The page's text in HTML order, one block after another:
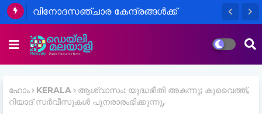
വിനോദസഞ്ചാര കേന്ദ്രങ്ങൾക്ക്
ജില്ലാ ഭരണകൂടം പൂർണ്ണമായും
പിൻവലിച്ചു
ഹോം KERALA
ആശ്വാസം: യുദ്ധഭീതി അകന്നു; കുവൈത്ത്,
റിയാദ് സര്‍വീസുകള്‍ പുനരാരംഭിക്കുന്നു,